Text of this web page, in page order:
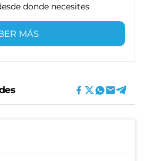
donde necesites
MÁS